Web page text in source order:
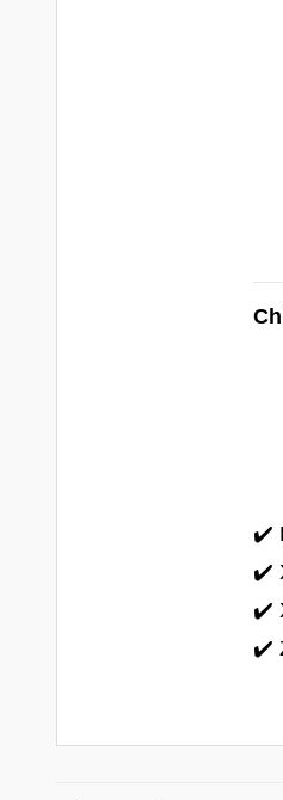
✔️
✔️
✔️
✔️